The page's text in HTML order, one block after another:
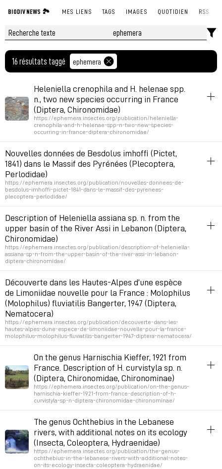
BIODIV NEWS 🏞 MES LIENS TAGS IMAGES QUOTIDIEN RSS
16 résultats taggé ephemera
Heleniella crenophila and H. helenae spp.
n., two new species occurring in France
(Diptera, Chironomidae)
https://ephemera.insectes.org/publication/heleniella-
crenophila-and-h-helenae-spp-n-two-new-species-
occurring-in-france-diptera-chironomidae/
ephemera biodiversité insectes aquatique entomologie
Permalien July 27, 2026 at 2:29:28 PM GMT+2
Nouvelles données de Besdolus imhoffi (Pictet,
1841) dans le Massif des Pyrénées (Plecoptera,
Perlodidae)
https://ephemera.insectes.org/publication/nouvelles-donnees-de-
besdolus-imhoffi-pictet-1841-dans-le-massif-des-pyrenees-
plecoptera-perlodidae/
ephemera biodiversité insectes aquatique entomologie
Permalien July 10, 2026 at 1:57:11 PM GMT+2
Description of Heleniella assiana sp. n. from the
upper basin of the River Assi in Lebanon (Diptera,
Chironomidae)
https://ephemera.insectes.org/publication/description-of-heleniella-
assiana-sp-n-from-the-upper-basin-of-the-river-assi-in-lebanon-
diptera-chironomidae/
ephemera biodiversité insectes aquatique entomologie
Permalien July 2, 2026 at 5:22:01 PM GMT+2
Découverte dans les Hautes-Alpes d’une espèce
de Limoniidae nouvelle pour la France : Molophilus
(Molophilus) fluviatilis Bangerter, 1947 (Diptera,
Nematocera)
https://ephemera.insectes.org/publication/decouverte-dans-les-
hautes-alpes-dune-espece-de-limoniidae-nouvelle-pour-la-france-
molophilus-molophilus-fluviatilis-bangerter-1947-diptera-nematocera/
biodiversité insectes aquatique entomologie
Permalien June 25, 2026 at 4:42:51 PM GMT+2
On the genus Harnischia Kieffer, 1921 from
France. Description of H. curvistyla sp. n.
(Diptera, Chironomidae, Chironominae)
https://ephemera.insectes.org/publication/on-the-genus-
harnischia-kieffer-1921-from-france-description-of-h-
curvistyla-sp-n-diptera-chironomidae-chironominae/
biodiversité insectes aquatique entomologie
Permalien May 28, 2026 at 2:33:46 PM GMT+2
The genus Ochthebius in the Lebanese
rivers, with additional notes on its ecology
(Insecta, Coleoptera, Hydraenidae)
https://ephemera.insectes.org/publication/the-genus-
ochthebius-in-the-lebanese-rivers-with-additional-notes-
on-its-ecology-insecta-coleoptera-hydraenidae/